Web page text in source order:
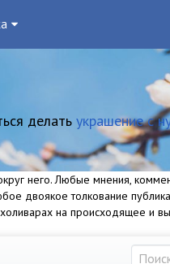
делать украшение с
него. Любые мнения,
двоякое толкование
холиварах на происходящее